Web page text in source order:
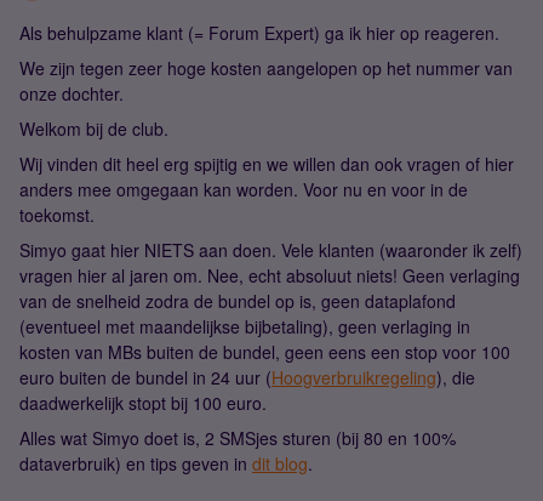
Als behulpzame klant (= Forum Expert) ga ik hier op reageren.
We zijn tegen zeer hoge kosten aangelopen op het nummer van
onze dochter.
Welkom bij de club.
Wij vinden dit heel erg spijtig en we willen dan ook vragen of hier
anders mee omgegaan kan worden. Voor nu en voor in de
toekomst.
Simyo gaat hier NIETS aan doen. Vele klanten (waaronder ik zelf)
vragen hier al jaren om. Nee, echt absoluut niets! Geen verlaging
van de snelheid zodra de bundel op is, geen dataplafond
(eventueel met maandelijkse bijbetaling), geen verlaging in
kosten van MBs buiten de bundel, geen eens een stop voor 100
euro buiten de bundel in 24 uur (Hoogverbruikregeling), die
daadwerkelijk stopt bij 100 euro.
Alles wat Simyo doet is, 2 SMSjes sturen (bij 80 en 100%
dataverbruik) en tips geven in dit blog.